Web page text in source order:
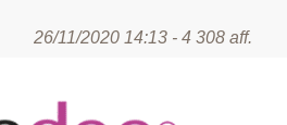
26/11/2020 14:13 - 4 308 aff.